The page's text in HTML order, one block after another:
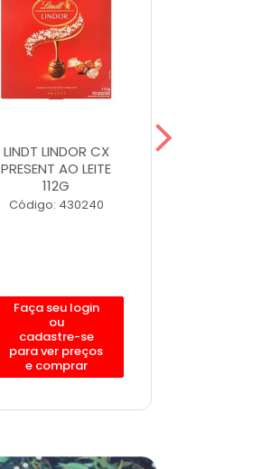
LINDT LINDOR CX
PRESENT AO LEITE
112G
Código: 430240
Faça seu login
ou
cadastre-se
para ver preços
e comprar